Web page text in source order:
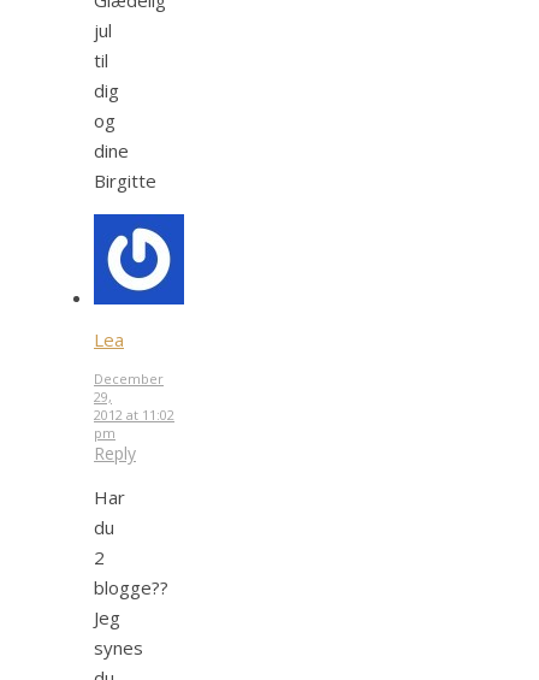
jul
til
dig
og
dine
Birgitte
Lea
December
29,
2012 at 11:02
pm
Reply
Har
du
2
blogge??
Jeg
synes